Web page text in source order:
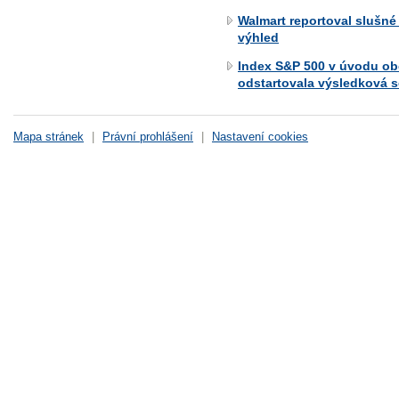
Walmart reportoval
výhled
Index S&P 500 v úvodu
odstartovala výsledková
Mapa stránek | Právní prohlášení | Nastavení cookies